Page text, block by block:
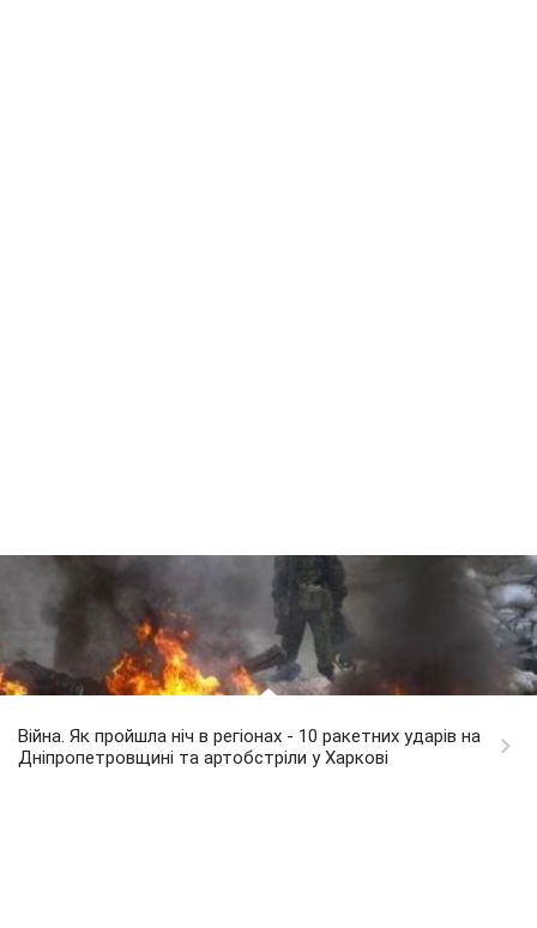
Війна. Як пройшла ніч в регіонах - 10 ракетних ударів на
Дніпропетровщині та артобстріли у Харкові